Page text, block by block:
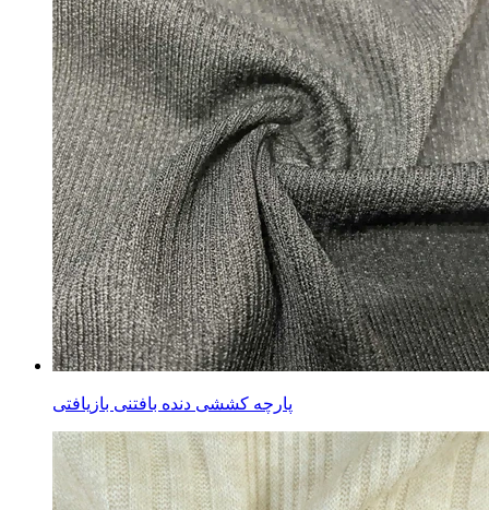
پارچه کششی دنده بافتنی بازیافتی